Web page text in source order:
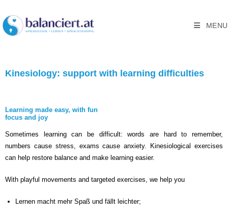
MENU
Kinesiology: support with learning difficulties
Learning made easy, with fun
focus and joy
Sometimes learning can be difficult: words are hard to remember,
numbers cause stress, exams cause anxiety. Kinesiological exercises
can help restore balance and make learning easier.
With playful movements and targeted exercises, we help you
Lernen macht mehr Spaß und fällt leichter;